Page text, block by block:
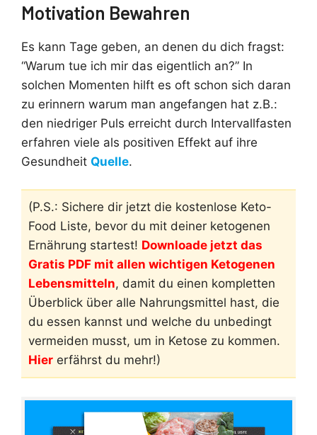
Motivation Bewahren
Es kann Tage geben, an denen du dich fragst:
“Warum tue ich mir das eigentlich an?” In
solchen Momenten hilft es oft schon sich daran
zu erinnern warum man angefangen hat z.B.:
den niedriger Puls erreicht durch Intervallfasten
erfahren viele als positiven Effekt auf ihre
Gesundheit Quelle.
(P.S.: Sichere dir jetzt die kostenlose Keto-
Food Liste, bevor du mit deiner ketogenen
Ernährung startest! Downloade jetzt das
Gratis PDF mit allen wichtigen Ketogenen
Lebensmitteln, damit du einen kompletten
Überblick über alle Nahrungsmittel hast, die
du essen kannst und welche du unbedingt
vermeiden musst, um in Ketose zu kommen.
Hier erfährst du mehr!)